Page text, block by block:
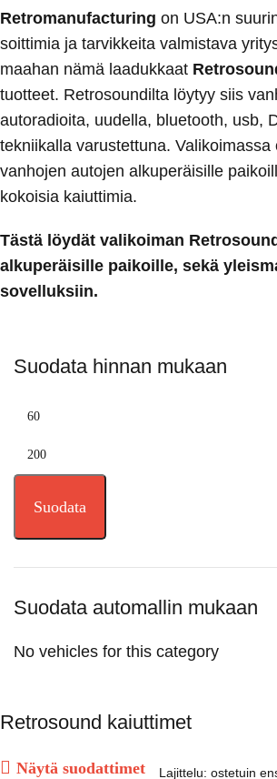
Retromanufacturing on USA:n
soittimia ja tarvikkeita valmistava
maahan nämä laadukkaat
tuotteet. Retrosoundilta löytyy siis
autoradioita, uudella, bluetooth, usb,
tekniikalla varustettuna. Valikoimassa
vanhojen autojen alkuperäisille
kokoisia kaiuttimia.
Tästä löydät valikoiman
alkuperäisille paikoille, sekä
sovelluksiin.
Suodata hinnan mukaan
Suodata
Suodata automallin mukaan
No vehicles for this category
Retrosound kaiuttimet
Näytä suodattimet